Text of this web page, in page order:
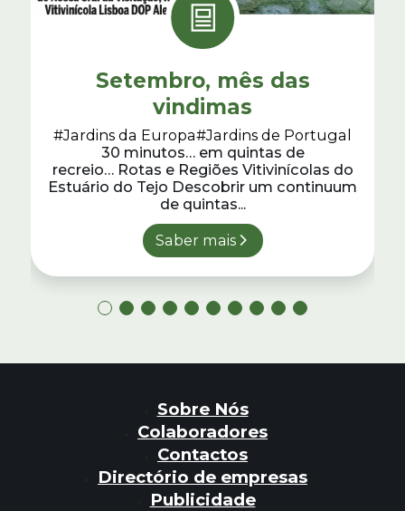
Setembro, mês das
vindimas
#Jardins da Europa#Jardins de Portugal
30 minutos… em quintas de
recreio… Rotas e Regiões Vitivinícolas do
Estuário do Tejo Descobrir um continuum
de quintas...
Saber mais
Sobre Nós
Colaboradores
Contactos
Directório de empresas
Publicidade